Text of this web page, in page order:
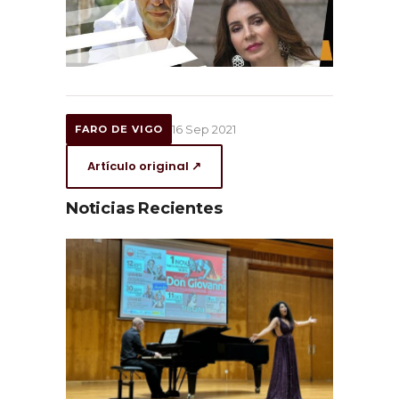
FARO DE VIGO 16 Sep 2021
Artículo original ↗
Noticias Recientes